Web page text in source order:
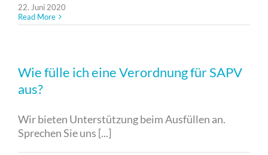
22. Juni 2020
Read More
Wie fülle ich eine Verordnung für SAPV
aus?
Wir bieten Unterstützung beim Ausfüllen an.
Sprechen Sie uns [...]